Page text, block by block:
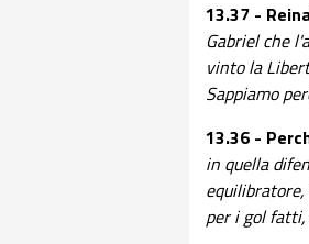
13.37 -
Gabriel che
vinto la
Sappiamo
13.36 -
in quella
per i gol